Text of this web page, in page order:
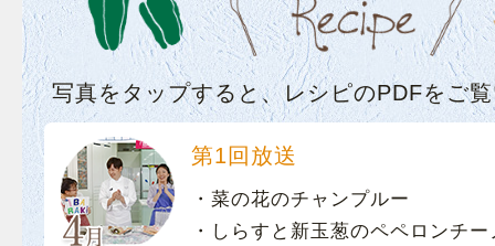
写真をタップすると、レシピのPDFをご
第1回放送
・菜の花のチャンプルー
・しらすと新玉葱のペペロンチー